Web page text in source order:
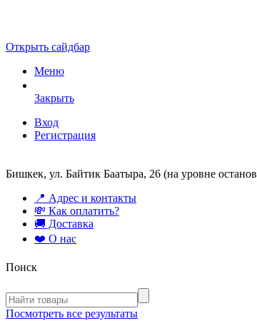
Открыть сайдбар
Меню
Закрыть
Вход
Регистрация
Бишкек, ул. Байтик Баатыра, 26 (на уровне
📍 Адрес и контакты
💸 Как оплатить?
🚚 Доставка
❤️ О нас
Поиск
Посмотреть все результаты